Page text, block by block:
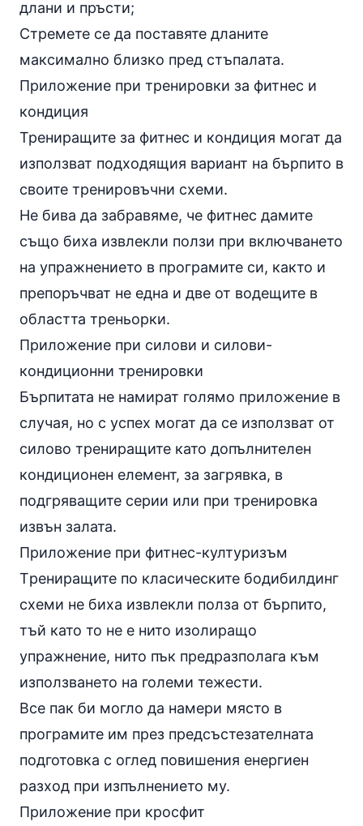
длани и пръсти;
Стремете се да поставяте дланите
максимално близко пред стъпалата.
Приложение при тренировки за фитнес и
кондиция
Трениращите за фитнес и кондиция могат да
използват подходящия вариант на бърпито в
своите тренировъчни схеми.
Не бива да забравяме, че фитнес дамите
също биха извлекли ползи при включването
на упражнението в програмите си, както и
препоръчват не една и две от водещите в
областта треньорки.
Приложение при силови и силови-
кондиционни тренировки
Бърпитата не намират голямо приложение в
случая, но с успех могат да се използват от
силово трениращите като допълнителен
кондиционен елемент, за загрявка, в
подгряващите серии или при тренировка
извън залата.
Приложение при фитнес-културизъм
Tрениращите по класическите бодибилдинг
схеми не биха извлекли полза от бърпито,
тъй като то не е нито изолиращо
упражнение, нито пък предразполага към
използването на големи тежести.
Все пак би могло да намери място в
програмите им през предсъстезателната
подготовка с оглед повишения енергиен
разход при изпълнението му.
Приложение при кросфит